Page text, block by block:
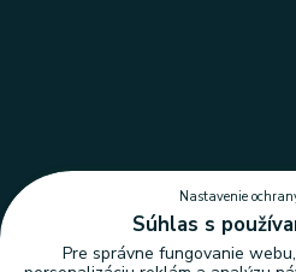
Nastavenie
Súhlas s
Pre správne fungovanie